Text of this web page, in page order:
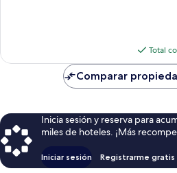
Total
Comparar
Inicia sesión y reserva para
miles de hoteles. ¡Más
Iniciar sesión Registrarme gratis